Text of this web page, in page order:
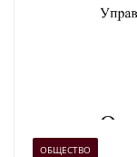
ОБЩЕСТВО